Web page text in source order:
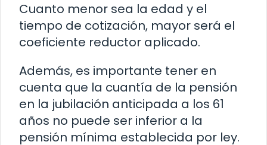
Cuanto menor sea la edad y el
tiempo de cotización, mayor será el
coeficiente reductor aplicado.
Además, es importante tener en
cuenta que la cuantía de la pensión
en la jubilación anticipada a los 61
años no puede ser inferior a la
pensión mínima establecida por ley.